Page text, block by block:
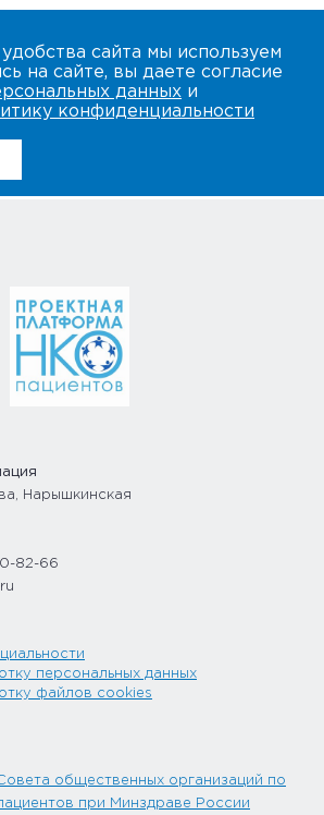
сайта мы используем
на сайте, вы даете согласие
данных и
конфиденциальности
Нарышкинская
82-66
персональных данных
файлов cookies
общественных организаций по
при Минздраве России